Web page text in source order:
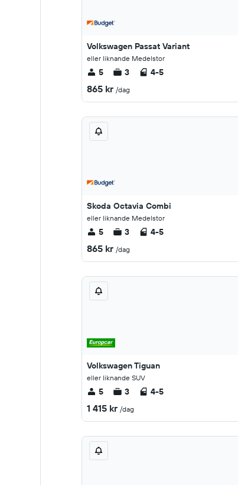
Volkswagen Passat Variant
eller liknande Medelstor
5 3 4-5
865 kr /dag
Skoda Octavia Combi
eller liknande Medelstor
5 3 4-5
865 kr /dag
Volkswagen Tiguan
eller liknande SUV
5 3 4-5
1 415 kr /dag